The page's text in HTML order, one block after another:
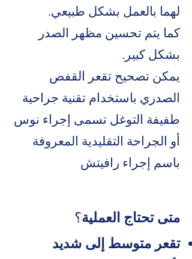
لهما بالعمل بشكل طبيعي.
كما يتم تحسين مظهر الصدر
بشكل كبير.
يمكن تصحيح تقعر القفص
الصدري باستخدام تقنية جراحية
طفيفة التوغل تسمى إجراء نوس
أو الجراحة التقليدية المعروفة
باسم إجراء رافيتش
متى تحتاج العملية؟
تقعر متوسط إلى شديد